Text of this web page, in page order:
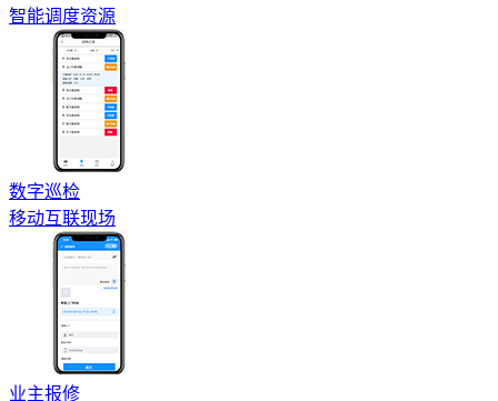
智能调度资源
数字巡检
移动互联现场
业主报修